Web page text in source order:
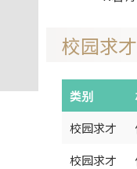
校园求才
类别
校园求才
校园求才